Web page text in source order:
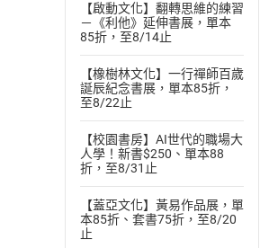
【啟動文化】翻轉思維的練習
－《利他》延伸書展，單本
85折，至8/14止
【橡樹林文化】一行禪師百歲
誕辰紀念書展，單本85折，
至8/22止
【校園書房】AI世代的職場大
人學！新書$250、單本88
折，至8/31止
【蓋亞文化】黃易作品展，單
本85折、套書75折，至8/20
止